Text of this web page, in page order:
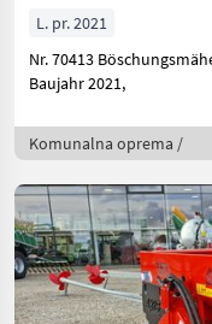
L. pr. 2021
Nr. 70413 Böschungsmäher BM6212V mit Proportionaljoystick -
Baujahr 2021,
Komunalna oprema /